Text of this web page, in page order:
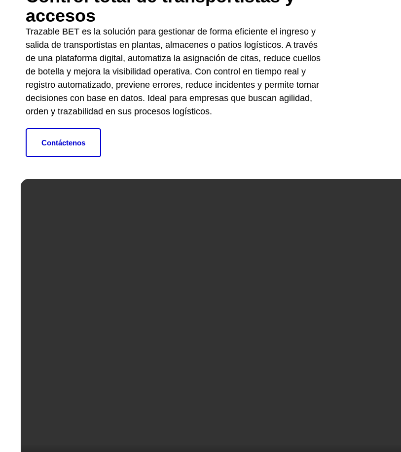
accesos
Trazable BET es la solución para gestionar de forma eficiente el ingreso y
salida de transportistas en plantas, almacenes o patios logísticos. A través
de una plataforma digital, automatiza la asignación de citas, reduce cuellos
de botella y mejora la visibilidad operativa. Con control en tiempo real y
registro automatizado, previene errores, reduce incidentes y permite tomar
decisiones con base en datos. Ideal para empresas que buscan agilidad,
orden y trazabilidad en sus procesos logísticos.
Contáctenos